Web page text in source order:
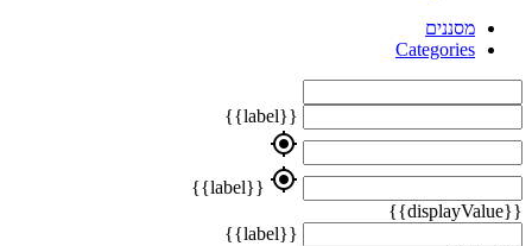
מסננים
Categories
{{label}}
my_location
my_location
{{label}}
{{displayValue}}
{{label}}